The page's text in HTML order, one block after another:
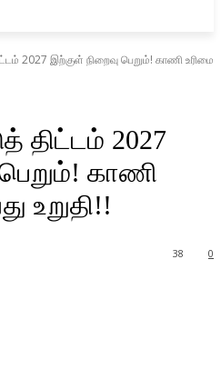
2027 இற்குள் நிறைவு பெறும்! காணி உரிமை
திட்டம் 2027
காணி
உறுதி!!
0
38